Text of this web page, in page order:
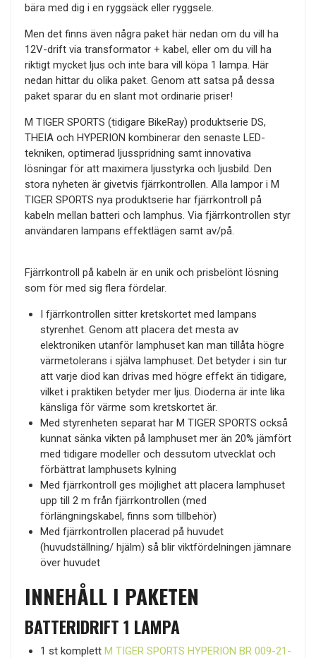
bära med dig i en ryggsäck eller ryggsele.
Men det finns även några paket här nedan om du vill ha
12V-drift via transformator + kabel, eller om du vill ha
riktigt mycket ljus och inte bara vill köpa 1 lampa. Här
nedan hittar du olika paket. Genom att satsa på dessa
paket sparar du en slant mot ordinarie priser!
M TIGER SPORTS (tidigare BikeRay) produktserie DS,
THEIA och HYPERION kombinerar den senaste LED-
tekniken, optimerad ljusspridning samt innovativa
lösningar för att maximera ljusstyrka och ljusbild. Den
stora nyheten är givetvis fjärrkontrollen. Alla lampor i M
TIGER SPORTS nya produktserie har fjärrkontroll på
kabeln mellan batteri och lamphus. Via fjärrkontrollen styr
användaren lampans effektlägen samt av/på.
Fjärrkontroll på kabeln är en unik och prisbelönt lösning
som för med sig flera fördelar.
I fjärrkontrollen sitter kretskortet med lampans
styrenhet. Genom att placera det mesta av
elektroniken utanför lamphuset kan man tillåta högre
värmetolerans i själva lamphuset. Det betyder i sin tur
att varje diod kan drivas med högre effekt än tidigare,
vilket i praktiken betyder mer ljus. Dioderna är inte lika
känsliga för värme som kretskortet är.
Med styrenheten separat har M TIGER SPORTS också
kunnat sänka vikten på lamphuset mer än 20% jämfört
med tidigare modeller och dessutom utvecklat och
förbättrat lamphusets kylning
Med fjärrkontroll ges möjlighet att placera lamphuset
upp till 2 m från fjärrkontrollen (med
förlängningskabel, finns som tillbehör)
Med fjärrkontrollen placerad på huvudet
(huvudställning/ hjälm) så blir viktfördelningen jämnare
över huvudet
INNEHÅLL I PAKETEN
BATTERIDRIFT 1 LAMPA
1 st komplettM TIGER SPORTS HYPERION BR 009-21-